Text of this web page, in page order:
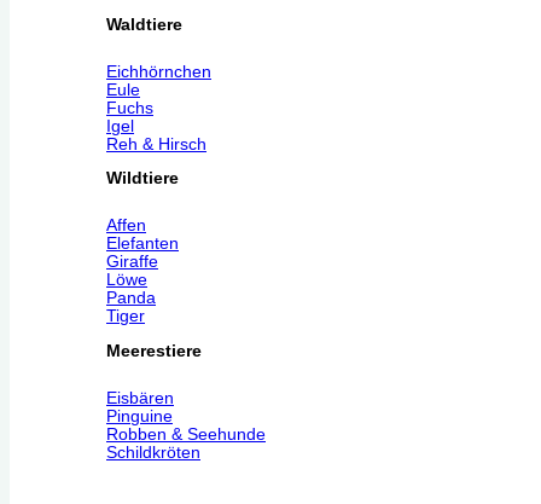
Waldtiere
Eichhörnchen
Eule
Fuchs
Igel
Reh & Hirsch
Wildtiere
Affen
Elefanten
Giraffe
Löwe
Panda
Tiger
Meerestiere
Eisbären
Pinguine
Robben & Seehunde
Schildkröten